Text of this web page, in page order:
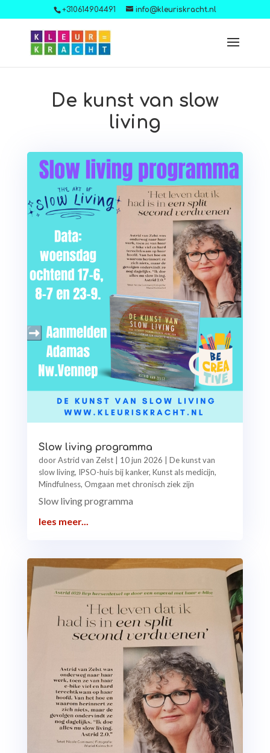
+310614904491 info@kleuriskracht.nl
De kunst van slow
living
Slow living programma
doorAstrid van Zelst| 10 jun 2026
De kunst van
slow living, IPSO-huis bij kanker, Kunst als medicijn,
Mindfulness, Omgaan met chronisch ziek zijn
Slow living programma
lees meer...